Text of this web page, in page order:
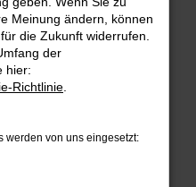
und
mit
– Fahrspaß in
Meinung ändern, können
die Zukunft widerrufen.
der
hier:
Richtlinie
werden von uns eingesetzt: